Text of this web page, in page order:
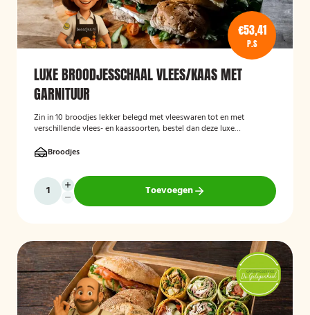
€53,41
P.S
LUXE BROODJESSCHAAL VLEES/KAAS MET
GARNITUUR
Zin in 10 broodjes lekker belegd met vleeswaren tot en met
verschillende vlees- en kaassoorten, bestel dan deze luxe
Broodjes
Toevoegen